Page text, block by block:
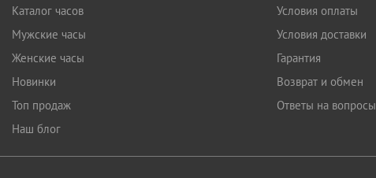
Каталог часов
Мужские часы
Женские часы
Новинки
Топ продаж
Наш блог
Условия оплаты
Условия доставки
Гарантия
Возврат и обмен
Ответы на вопросы